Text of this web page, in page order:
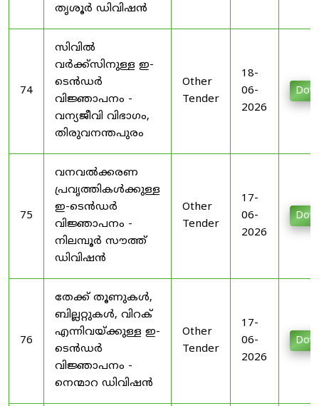
തൃശൂർ ഡിവിഷൻ
74
സിവിൽ
വർക്ക്സിനുള്ള ഇ-
ടെൻഡർ
വിജ്ഞാപനം -
വന്യജീവി വിഭാഗം,
തിരുവനന്തപുരം
Other
Tender
18-
06-
2026
75
വനവൽക്കരണ
പ്രവൃത്തികൾക്കുള്ള
ഇ-ടെൻഡർ
വിജ്ഞാപനം -
നിലമ്പൂർ സൗത്ത്
ഡിവിഷൻ
Other
Tender
17-
06-
2026
76
തേക്ക് തൂണുകൾ,
ബില്ലറ്റുകൾ, വിറക്
എന്നിവയ്ക്കുള്ള ഇ-
ടെൻഡർ
വിജ്ഞാപനം -
നെന്മാറ ഡിവിഷൻ
Other
Tender
17-
06-
2026